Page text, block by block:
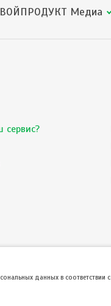
Медиа
сервис?
данных в соответствии с